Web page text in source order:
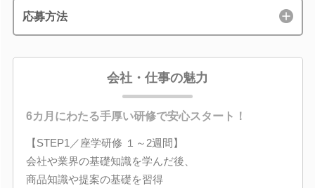
応募方法
会社・仕事の魅力
6カ月にわたる手厚い研修で安心スタート！
【STEP1／座学研修 １～2週間】
会社や業界の基礎知識を学んだ後、
商品知識や提案の基礎を習得